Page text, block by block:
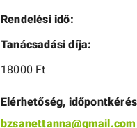
Rendelési idő:
Tanácsadási díja:
18000 Ft
Elérhetőség,
bzsanettanna@gmail.com